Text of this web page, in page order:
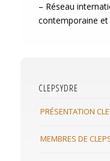
– Réseau
contemporaine et
CLEPSYDRE
PRÉSENTATION
MEMBRES DE